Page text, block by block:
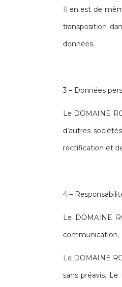
Il en est de
transposition
données.
3 – Données
Le DOMAINE
d’autres
rectification et
4 –
Le DOMAINE
communication.
Le DOMAINE
sans préavis.